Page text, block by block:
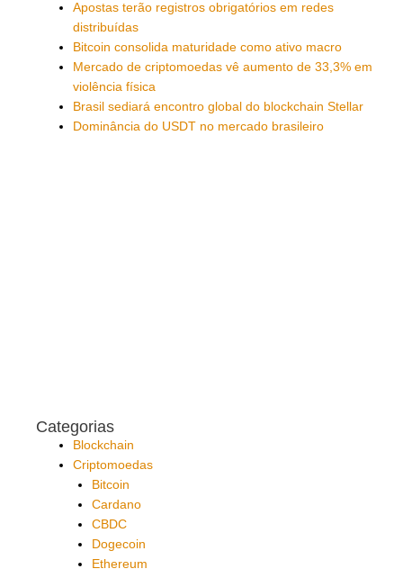
Apostas terão registros obrigatórios em redes
distribuídas
Bitcoin consolida maturidade como ativo macro
Mercado de criptomoedas vê aumento de 33,3% em
violência física
Brasil sediará encontro global do blockchain Stellar
Dominância do USDT no mercado brasileiro
Categorias
Blockchain
Criptomoedas
Bitcoin
Cardano
CBDC
Dogecoin
Ethereum